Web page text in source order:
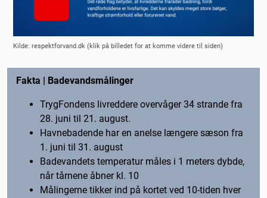
Kilde: respektforvand.dk (klik på billedet for at komme videre til siden)
Fakta | Badevandsmålinger
TrygFondens livreddere overvåger 34 strande fra
28. juni til 21. august.
Havnebadende har en anelse længere sæson fra
1. juni til 31. august
Badevandets temperatur måles i 1 meters dybde,
når tårnene åbner kl. 10
Målingerne tikker ind på kortet ved 10-tiden hver